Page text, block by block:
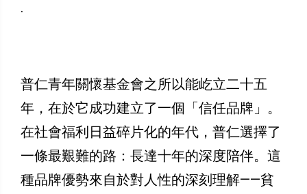
.
​普仁青年關懷基金會之所以能屹立二十五
年，在於它成功建立了一個「信任品牌」。
在社會福利日益碎片化的年代，普仁選擇了
一條最艱難的路：長達十年的深度陪伴。這
種品牌優勢來自於對人性的深刻理解——貧